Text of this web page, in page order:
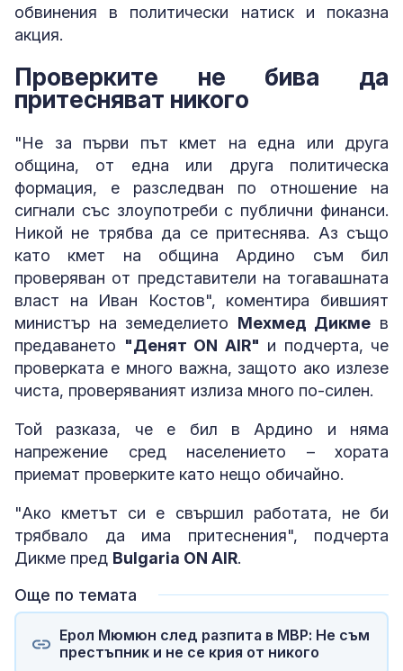
обвинения в политически натиск и показна
акция.
Проверките не бива да
притесняват никого
"Не за първи път кмет на една или друга
община, от една или друга политическа
формация, е разследван по отношение на
сигнали със злоупотреби с публични финанси.
Никой не трябва да се притеснява. Аз също
като кмет на община Ардино съм бил
проверяван от представители на тогавашната
власт на Иван Костов", коментира бившият
министър на земеделието Мехмед Дикме в
предаването "Денят ON AIR" и подчерта, че
проверката е много важна, защото ако излезе
чиста, проверяваният излиза много по-силен.
Той разказа, че е бил в Ардино и няма
напрежение сред населението – хората
приемат проверките като нещо обичайно.
"Ако кметът си е свършил работата, не би
трябвало да има притеснения", подчерта
Дикме пред Bulgaria ON AIR.
Още по темата
Ерол Мюмюн след разпита в МВР: Не съм
престъпник и не се крия от никого